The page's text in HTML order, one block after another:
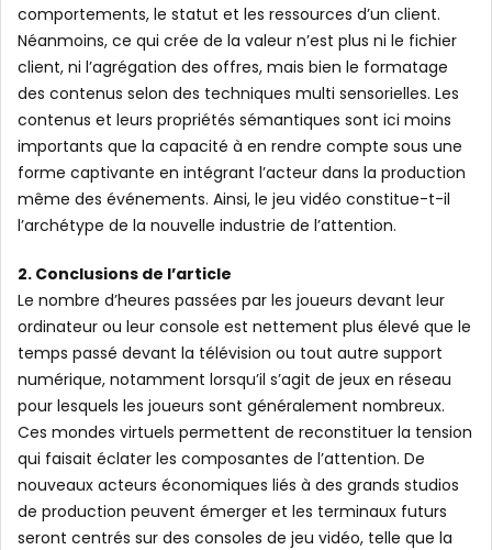
comportements, le statut et les ressources d’un client.
Néanmoins, ce qui crée de la valeur n’est plus ni le fichier
client, ni l’agrégation des offres, mais bien le formatage
des contenus selon des techniques multi sensorielles. Les
contenus et leurs propriétés sémantiques sont ici moins
importants que la capacité à en rendre compte sous une
forme captivante en intégrant l’acteur dans la production
même des événements. Ainsi, le jeu vidéo constitue-t-il
l’archétype de la nouvelle industrie de l’attention.
2. Conclusions de l’article
Le nombre d’heures passées par les joueurs devant leur
ordinateur ou leur console est nettement plus élevé que le
temps passé devant la télévision ou tout autre support
numérique, notamment lorsqu’il s’agit de jeux en réseau
pour lesquels les joueurs sont généralement nombreux.
Ces mondes virtuels permettent de reconstituer la tension
qui faisait éclater les composantes de l’attention. De
nouveaux acteurs économiques liés à des grands studios
de production peuvent émerger et les terminaux futurs
seront centrés sur des consoles de jeu vidéo, telle que la